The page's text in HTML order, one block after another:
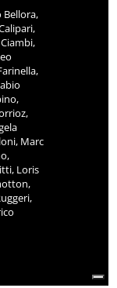
Bellora,
Marc
Loris